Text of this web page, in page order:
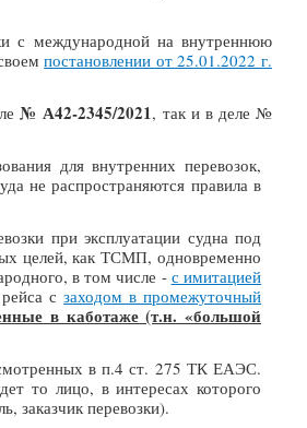
с международной на внутреннюю
постановлении от 25.01.2022 г.
№ А42-2345/2021, так и в деле №
для внутренних перевозок,
не распространяются правила в
при эксплуатации судна под
целей, как ТСМП, одновременно
в том числе - с имитацией
рейса сзаходом в промежуточный
в каботаже (т.н. «большой
в п.4 ст. 275 ТК ЕАЭС.
то лицо, в интересах которого
заказчик перевозки).